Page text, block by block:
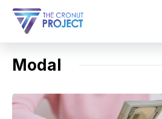
Langsung
Modal